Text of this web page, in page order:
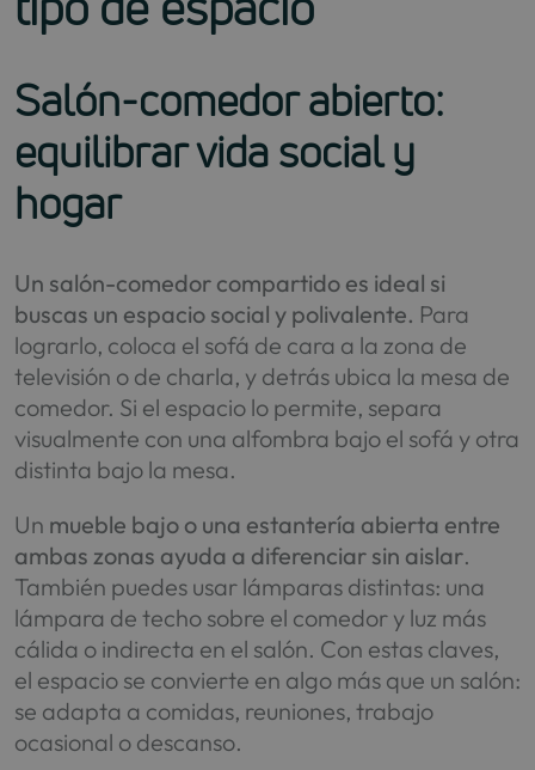
Salón‑comedor abierto:
equilibrar vida social y
hogar
Un salón-comedor compartido es ideal si
buscas un espacio social y polivalente. Para
lograrlo, coloca el sofá de cara a la zona de
televisión o de charla, y detrás ubica la mesa de
comedor. Si el espacio lo permite, separa
visualmente con una alfombra bajo el sofá y otra
distinta bajo la mesa.
Un mueble bajo o una estantería abierta entre
ambas zonas ayuda a diferenciar sin aislar.
También puedes usar lámparas distintas: una
lámpara de techo sobre el comedor y luz más
cálida o indirecta en el salón. Con estas claves,
el espacio se convierte en algo más que un salón:
se adapta a comidas, reuniones, trabajo
ocasional o descanso.